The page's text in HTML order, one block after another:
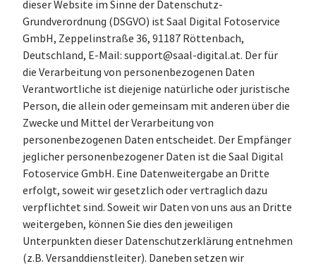
dieser Website im Sinne der Datenschutz-
Grundverordnung (DSGVO) ist Saal Digital Fotoservice
GmbH, Zeppelinstraße 36, 91187 Röttenbach,
Deutschland, E-Mail: support@saal-digital.at. Der für
die Verarbeitung von personenbezogenen Daten
Verantwortliche ist diejenige natürliche oder juristische
Person, die allein oder gemeinsam mit anderen über die
Zwecke und Mittel der Verarbeitung von
personenbezogenen Daten entscheidet. Der Empfänger
jeglicher personenbezogener Daten ist die Saal Digital
Fotoservice GmbH. Eine Datenweitergabe an Dritte
erfolgt, soweit wir gesetzlich oder vertraglich dazu
verpflichtet sind. Soweit wir Daten von uns aus an Dritte
weitergeben, können Sie dies den jeweiligen
Unterpunkten dieser Datenschutzerklärung entnehmen
(z.B. Versanddienstleiter). Daneben setzen wir